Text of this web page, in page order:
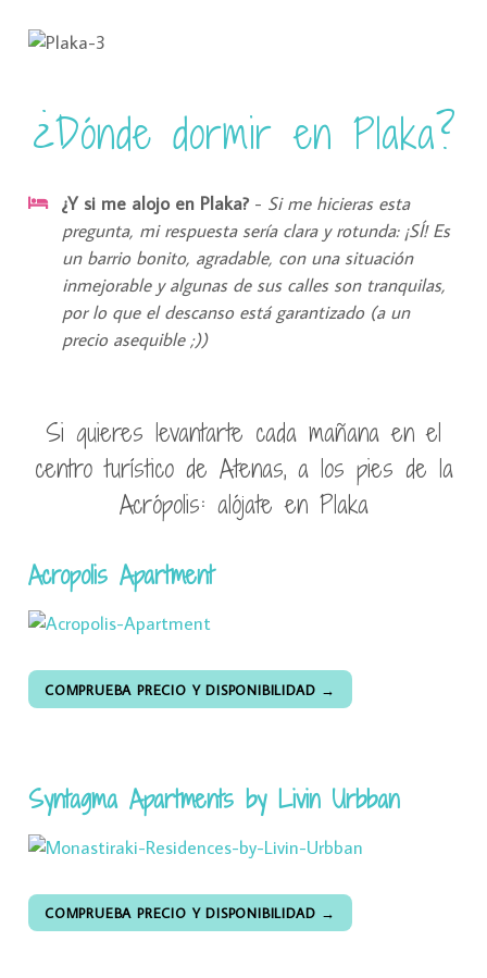
¿Dónde dormir en Plaka?
¿Y si me alojo en Plaka? - Si me hicieras esta
pregunta, mi respuesta sería clara y rotunda: ¡SÍ! Es
un barrio bonito, agradable, con una situación
inmejorable y algunas de sus calles son tranquilas,
por lo que el descanso está garantizado (a un
precio asequible ;))
Si quieres levantarte cada mañana en el
centro turístico de Atenas, a los pies de la
Acrópolis: alójate en Plaka
Acropolis Apartment
COMPRUEBA PRECIO Y DISPONIBILIDAD →
Syntagma Apartments by Livin Urbban
COMPRUEBA PRECIO Y DISPONIBILIDAD →